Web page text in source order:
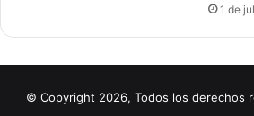
1 de
© Copyright 2026, Todos los derechos